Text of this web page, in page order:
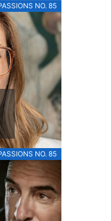
NO. 85
NO. 85